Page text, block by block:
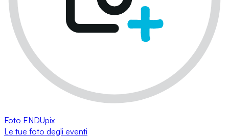
Foto ENDUpix
Le tue foto degli eventi